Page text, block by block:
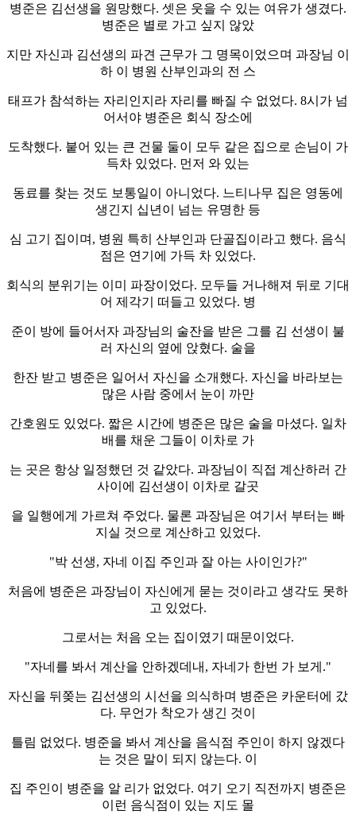
병준은 김선생을 원망했다. 셋은 웃을 수 있는 여유가 생겼다.
병준은 별로 가고 싶지 않았
지만 자신과 김선생의 파견 근무가 그 명목이었으며 과장님 이
하 이 병원 산부인과의 전 스
태프가 참석하는 자리인지라 자리를 빠질 수 없었다. 8시가 넘
어서야 병준은 회식 장소에
도착했다. 붙어 있는 큰 건물 둘이 모두 같은 집으로 손님이 가
득차 있었다. 먼저 와 있는
동료를 찾는 것도 보통일이 아니었다. 느티나무 집은 영동에
생긴지 십년이 넘는 유명한 등
심 고기 집이며, 병원 특히 산부인과 단골집이라고 했다. 음식
점은 연기에 가득 차 있었다.
회식의 분위기는 이미 파장이었다. 모두들 거나해져 뒤로 기대
어 제각기 떠들고 있었다. 병
준이 방에 들어서자 과장님의 술잔을 받은 그를 김 선생이 불
러 자신의 옆에 앉혔다. 술을
한잔 받고 병준은 일어서 자신을 소개했다. 자신을 바라보는
많은 사람 중에서 눈이 까만
간호원도 있었다. 짧은 시간에 병준은 많은 술을 마셨다. 일차
배를 채운 그들이 이차로 가
는 곳은 항상 일정했던 것 같았다. 과장님이 직접 계산하러 간
사이에 김선생이 이차로 갈곳
을 일행에게 가르쳐 주었다. 물론 과장님은 여기서 부터는 빠
지실 것으로 계산하고 있었다.
"박 선생, 자네 이집 주인과 잘 아는 사이인가?"
처음에 병준은 과장님이 자신에게 묻는 것이라고 생각도 못하
고 있었다.
그로서는 처음 오는 집이였기 때문이었다.
"자네를 봐서 계산을 안하겠데내, 자네가 한번 가 보게."
자신을 뒤쫒는 김선생의 시선을 의식하며 병준은 카운터에 갔
다. 무언가 착오가 생긴 것이
틀림 없었다. 병준을 봐서 계산을 음식점 주인이 하지 않겠다
는 것은 말이 되지 않는다. 이
집 주인이 병준을 알 리가 없었다. 여기 오기 직전까지 병준은
이런 음식점이 있는 지도 몰